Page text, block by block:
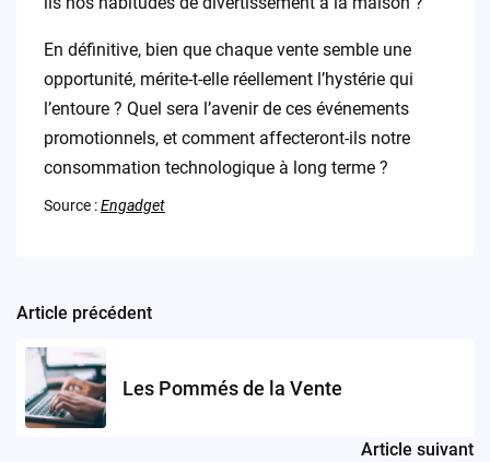
En définitive, bien que chaque vente semble une
opportunité, mérite-t-elle réellement l’hystérie qui
l’entoure ? Quel sera l’avenir de ces événements
promotionnels, et comment affecteront-ils notre
consommation technologique à long terme ?
Source :Engadget
Post
navigation
Article précédent
Les Pommés de la Vente
Article suivant